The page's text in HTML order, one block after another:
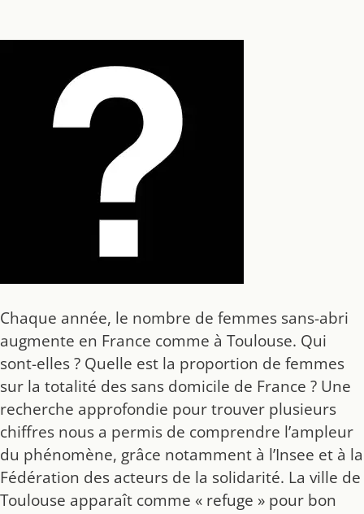
Chaque année, le nombre de femmes sans-abri
augmente en France comme à Toulouse. Qui
sont-elles ? Quelle est la proportion de femmes
sur la totalité des sans domicile de France ? Une
recherche approfondie pour trouver plusieurs
chiffres nous a permis de comprendre l’ampleur
du phénomène, grâce notamment à l’Insee et à la
Fédération des acteurs de la solidarité. La ville de
Toulouse apparaît comme « refuge » pour bon